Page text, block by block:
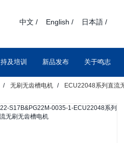
中文 / English / 日本語 /
及培训 新品发布 关于鸣志
无刷无齿槽电机 ECU22048系列直流